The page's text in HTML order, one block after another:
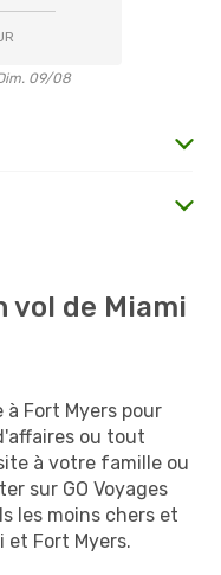
09/08
vol de Miami
à Fort Myers pour
ou tout
à votre famille ou
sur GO Voyages
les moins chers et
et Fort Myers.